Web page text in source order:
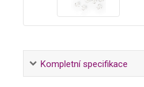
Kompletní specifikace